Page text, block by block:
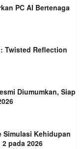
PC AI Bertenaga
Twisted Reflection
Diumumkan, Siap
Simulasi Kehidupan
pada 2026